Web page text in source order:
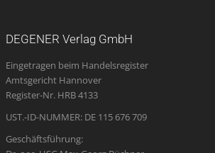
new
window
new
window
new
window
opens
in
new
new
DEGENER Verlag GmbH
Eingetragen beim Handelsregister
Amtsgericht Hannover
Register-Nr. HRB 4133
UST.-ID-NUMMER: DE 115 676 709
Geschäftsführung: